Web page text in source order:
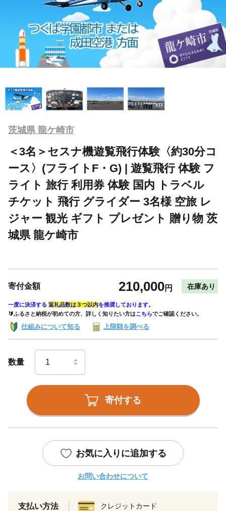
茨城県 龍ケ崎市
＜3名＞セスナ機遊覧飛行体験〈約30分コ
ース〉(フライトF・G) | 遊覧飛行 体験 フ
ライト 旅行 利用券 体験 国内 トラベル
チケット 飛行 グライダー 3名様 空旅 レ
ジャー 観光 ギフト プレゼント 贈り物 茨
城県 龍ケ崎市
寄付金額 210,000円 在庫あり
一度に決済する 返礼品数は３つ以内を推奨しております。
🔰ふるさと納税が初めての方、詳しく知りたい方はこちらでご確認ください。
仕組みについて知る 上限額を調べる
数量
寄付する
お気に入りに追加する
お問い合わせについて
支払い方法 クレジットカード